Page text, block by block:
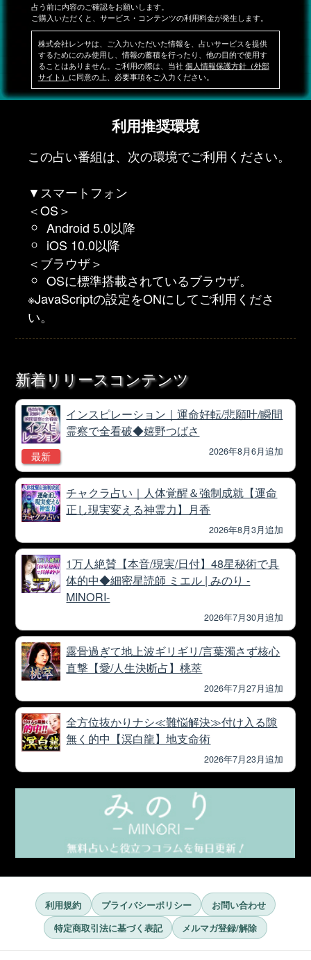
占う前に内容のご確認をお願いします。
ご購入いただくと、サービス・コンテンツの利用料金が発生します。
株式会社レンサは、ご入力いただいた情報を、占いサービスを提供
するためにのみ使用し、情報の蓄積を行ったり、他の目的で使用す
ることはありません。ご利用の際は、当社 個人情報保護方針（外部
サイト） に同意の上、必要事項をご入力ください。
利用推奨環境
この占い番組は、次の環境でご利用ください。
▼スマートフォン
＜OS＞
Android 5.0以降
iOS 10.0以降
＜ブラウザ＞
OSに標準搭載されているブラウザ。
※JavaScriptの設定をONにしてご利用くださ
い。
新着リリースコンテンツ
最新
インスピレーション｜運命好転/悲願叶/瞬間
霊察で全看破◆嬉野つばさ
2026年8月6月追加
チャクラ占い｜人体覚醒＆強制成就【運命
正し現実変える神霊力】月香
2026年8月3月追加
1万人絶賛【本音/現実/日付】48星秘術で具
体的中◆細密星読師 ミエル | みのり -
MINORI-
2026年7月30月追加
露骨過ぎて地上波ギリギリ/言葉濁さず核心
直撃【愛/人生決断占】桃萃
2026年7月27月追加
全方位抜かりナシ≪難悩解決≫付け入る隙
無く的中【溟白龍】地支命術
2026年7月23月追加
利用規約 プライバシーポリシー
お問い合わせ
特定商取引法に基づく表記
メルマガ登録/解除